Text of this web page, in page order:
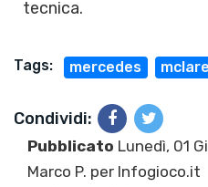
tecnica.
Tags: mercedes
Condividi:
Pubblicato Lunedì, 01
Marco P. per Infogioco.it